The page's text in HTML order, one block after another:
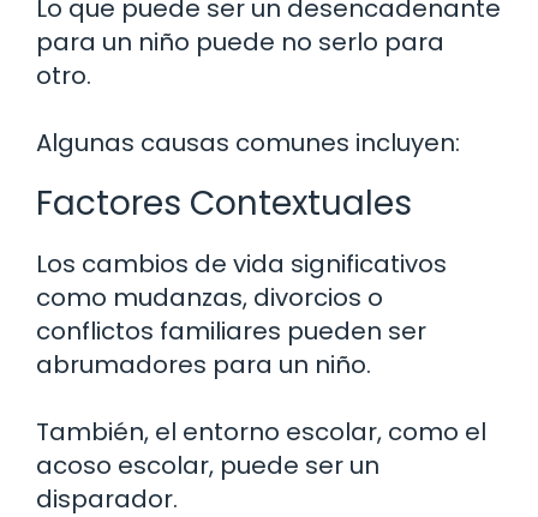
Lo que puede ser un desencadenante
para un niño puede no serlo para
otro.
Algunas causas comunes incluyen:
Factores Contextuales
Los cambios de vida significativos
como mudanzas, divorcios o
conflictos familiares pueden ser
abrumadores para un niño.
También, el entorno escolar, como el
acoso escolar, puede ser un
disparador.